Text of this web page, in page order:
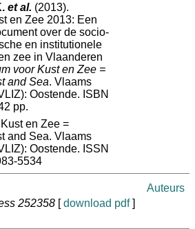
et al. (2013).
en Zee 2013: Een
over de socio-
en institutionele
zee in Vlaanderen
voor Kust en Zee =
and Sea. Vlaams
Oostende. ISBN
pp.
en Zee =
and Sea. Vlaams
Oostende. ISSN
5534
Auteurs
252358 [download pdf]